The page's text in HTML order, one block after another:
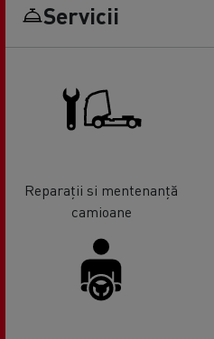
Servicii
Reparații si mentenanță
camioane